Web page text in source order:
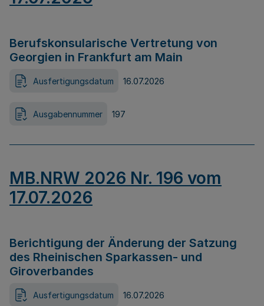
Berufskonsularische Vertretung von
Georgien in Frankfurt am Main
Ausfertigungsdatum 16.07.2026
Ausgabennummer 197
MB.NRW 2026 Nr. 196 vom
17.07.2026
Berichtigung der Änderung der Satzung
des Rheinischen Sparkassen- und
Giroverbandes
Ausfertigungsdatum 16.07.2026